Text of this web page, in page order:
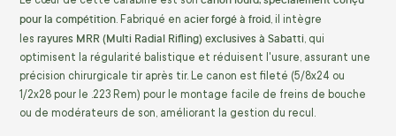
pour la compétition. Fabriqué en acier forgé à froid, il intègre
les rayures MRR (Multi Radial Rifling) exclusives à Sabatti, qui
optimisent la régularité balistique et réduisent l'usure, assurant une
précision chirurgicale tir après tir. Le canon est fileté (5/8x24 ou
1/2x28 pour le .223 Rem) pour le montage facile de freins de bouche
ou de modérateurs de son, améliorant la gestion du recul.